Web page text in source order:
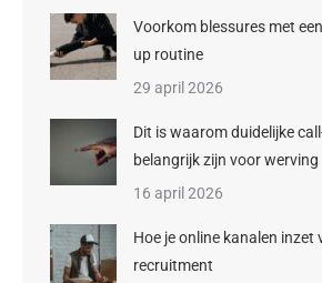
Voorkom blessures met
up routine
29 april 2026
Dit is waarom duidelijke
belangrijk zijn voor werving
16 april 2026
Hoe je online kanalen inzet
recruitment